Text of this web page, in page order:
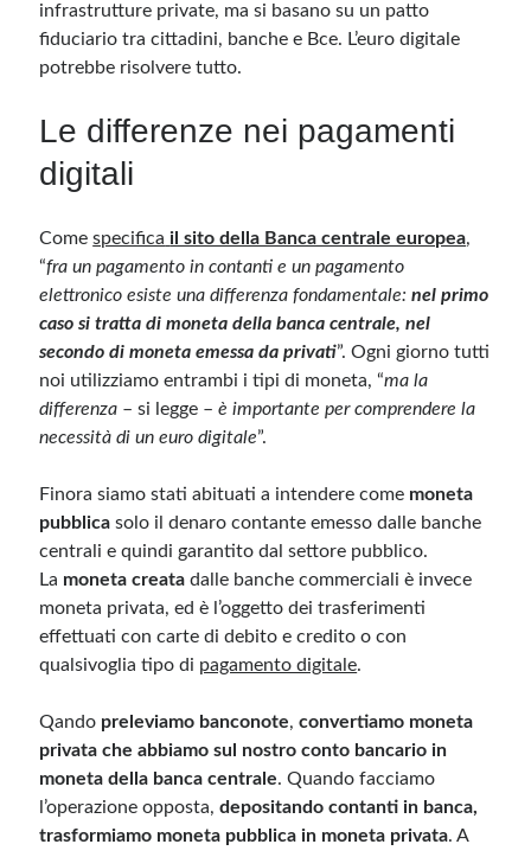
infrastrutture private, ma si basano su un patto
fiduciario tra cittadini, banche e Bce. L’euro digitale
potrebbe risolvere tutto.
Le differenze nei pagamenti
digitali
Come specifica il sito della Banca centrale europea,
“fra un pagamento in contanti e un pagamento
elettronico esiste una differenza fondamentale: nel primo
caso si tratta di moneta della banca centrale, nel
secondo di moneta emessa da privati”. Ogni giorno tutti
noi utilizziamo entrambi i tipi di moneta, “ma la
differenza – si legge – è importante per comprendere la
necessità di un euro digitale”.
Finora siamo stati abituati a intendere come moneta
pubblica solo il denaro contante emesso dalle banche
centrali e quindi garantito dal settore pubblico.
La moneta creata dalle banche commerciali è invece
moneta privata, ed è l’oggetto dei trasferimenti
effettuati con carte di debito e credito o con
qualsivoglia tipo di pagamento digitale.
Qando preleviamo banconote, convertiamo moneta
privata che abbiamo sul nostro conto bancario in
moneta della banca centrale. Quando facciamo
l’operazione opposta, depositando contanti in banca,
trasformiamo moneta pubblica in moneta privata. A